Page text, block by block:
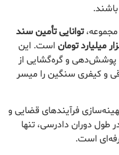
مجموعه،توانایی تأمین سند
است. این
پوشش‌دهی و گره‌گشایی از
و کیفری سنگین را میسر
فرآیندهای قضایی و
دوران دادرسی، تنها
است.